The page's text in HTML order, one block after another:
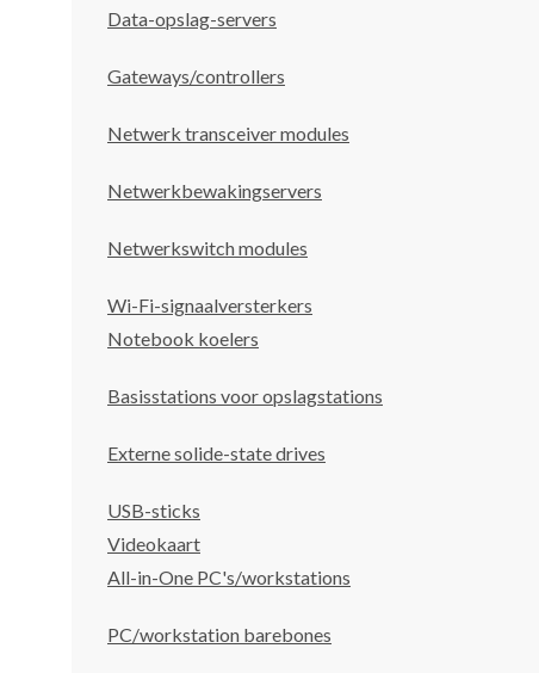
Data-opslag-servers
Gateways/controllers
Netwerk transceiver modules
Netwerkbewakingservers
Netwerkswitch modules
Wi-Fi-signaalversterkers
Notebook koelers
Basisstations voor opslagstations
Externe solide-state drives
USB-sticks
Videokaart
All-in-One PC's/workstations
PC/workstation barebones